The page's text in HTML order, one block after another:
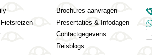
Brochures aanvragen
Presentaties & Infodagen
Contactgegevens
Reisblogs